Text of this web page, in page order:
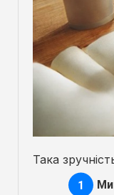
Така